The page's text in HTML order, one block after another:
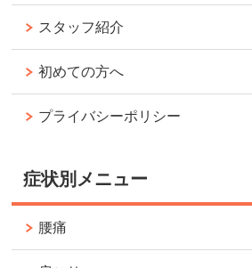
スタッフ紹介
初めての方へ
プライバシーポリシー
症状別メニュー
腰痛